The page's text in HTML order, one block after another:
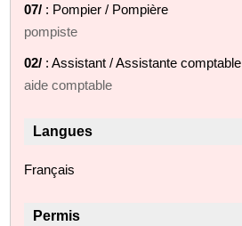
07/ : Pompier / Pompière
pompiste
02/ : Assistant / Assistante comptable
aide comptable
Langues
Français
Permis